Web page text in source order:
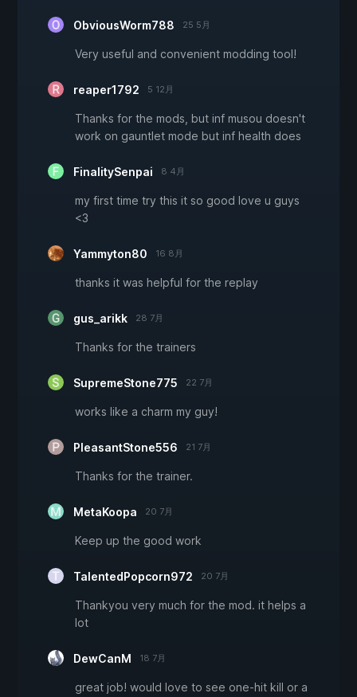
ObviousWorm788 25 5月
Very useful and convenient modding tool!
reaper1792 5 12月
Thanks for the mods, but inf musou doesn't
work on gauntlet mode but inf health does
FinalitySenpai 8 4月
my first time try this it so good love u guys
<3
Yammyton80 16 8月
thanks it was helpful for the replay
gus_arikk 28 7月
Thanks for the trainers
SupremeStone775 22 7月
works like a charm my guy!
PleasantStone556 21 7月
Thanks for the trainer.
MetaKoopa 20 7月
Keep up the good work
TalentedPopcorn972 20 7月
Thankyou very much for the mod. it helps a
lot
DewCanM 18 7月
great job! would love to see one-hit kill or a